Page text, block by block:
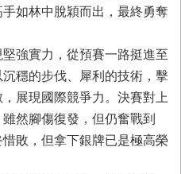
如林中脫穎而出，最終勇奪
強實力，從預賽一路挺進至
穩的步伐、犀利的技術，擊
展現國際競爭力。決賽對上
然腳傷復發，但仍奮戰到
敗，但拿下銀牌已是極高榮